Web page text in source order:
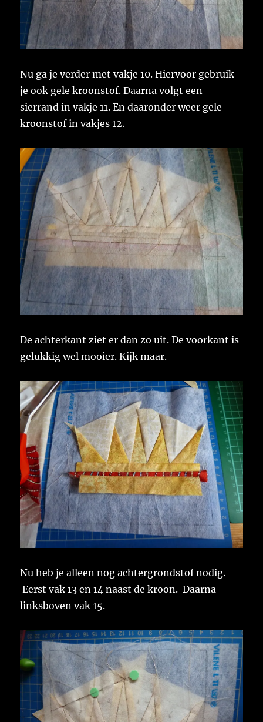
Nu ga je verder met vakje 10. Hiervoor gebruik
je ook gele kroonstof. Daarna volgt een
sierrand in vakje 11. En daaronder weer gele
kroonstof in vakjes 12.
De achterkant ziet er dan zo uit. De voorkant is
gelukkig wel mooier. Kijk maar.
Nu heb je alleen nog achtergrondstof nodig.
Eerst vak 13 en 14 naast de kroon. Daarna
linksboven vak 15.